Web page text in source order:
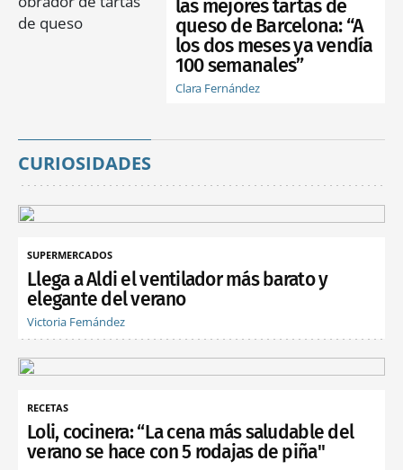
las mejores tartas de
queso de Barcelona: “A
los dos meses ya vendía
100 semanales”
Clara Fernández
CURIOSIDADES
SUPERMERCADOS
Llega a Aldi el ventilador más barato y
elegante del verano
Victoria Fernández
RECETAS
Loli, cocinera: “La cena más saludable del
verano se hace con 5 rodajas de piña"